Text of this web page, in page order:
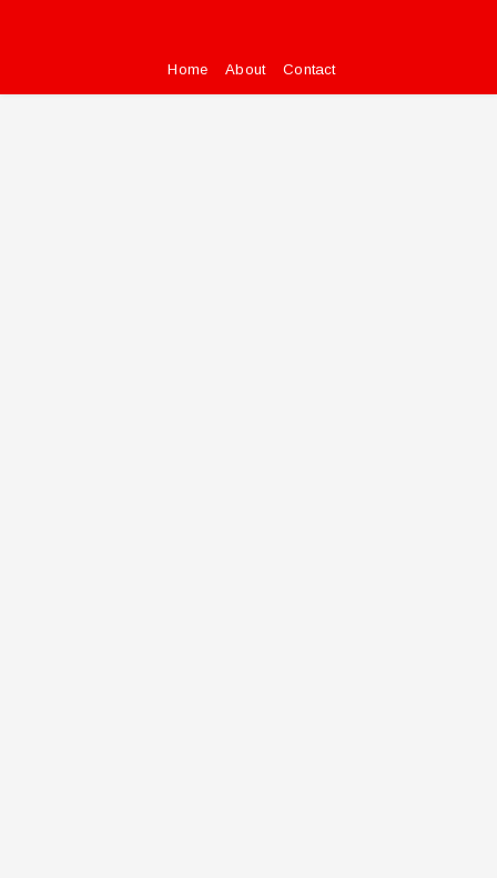
Home About Contact